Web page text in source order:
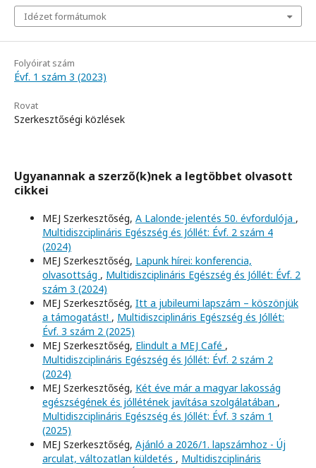
Idézet formátumok
Folyóirat szám
Évf. 1 szám 3 (2023)
Rovat
Szerkesztőségi közlések
Ugyanannak a szerző(k)nek a legtöbbet olvasott
cikkei
MEJ Szerkesztőség, A Lalonde-jelentés 50. évfordulója ,
Multidiszciplináris Egészség és Jóllét: Évf. 2 szám 4
(2024)
MEJ Szerkesztőség, Lapunk hírei: konferencia,
olvasottság , Multidiszciplináris Egészség és Jóllét: Évf. 2
szám 3 (2024)
MEJ Szerkesztőség, Itt a jubileumi lapszám – köszönjük
a támogatást! , Multidiszciplináris Egészség és Jóllét:
Évf. 3 szám 2 (2025)
MEJ Szerkesztőség, Elindult a MEJ Café ,
Multidiszciplináris Egészség és Jóllét: Évf. 2 szám 2
(2024)
MEJ Szerkesztőség, Két éve már a magyar lakosság
egészségének és jóllétének javítása szolgálatában ,
Multidiszciplináris Egészség és Jóllét: Évf. 3 szám 1
(2025)
MEJ Szerkesztőség, Ajánló a 2026/1. lapszámhoz - Új
arculat, változatlan küldetés , Multidiszciplináris